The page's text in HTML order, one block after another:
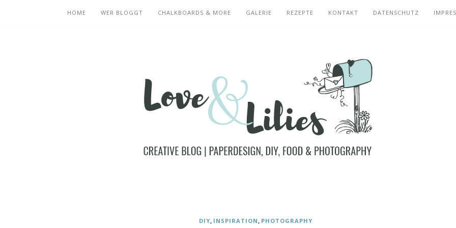
HOME WER BLOGGT CHALKBOARDS & MORE GALERIE REZEPTE KONTAKT DATENSCHUTZ
DIY, INSPIRATION , PHOTOGRAPHY